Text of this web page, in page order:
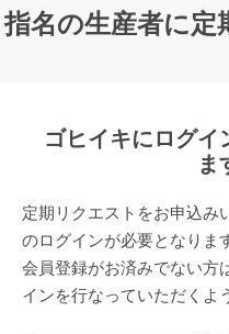
指名の生産者に定
ゴヒイキにログイ
ま
定期リクエストをお申込み
のログインが必要となりま
会員登録がお済みでない方
インを行なっていただくよ